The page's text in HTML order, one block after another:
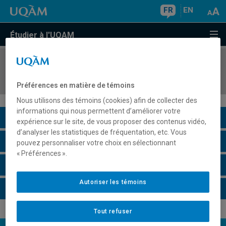
FR EN
Étudier à l'UQAM
COURS//
Description du cours
Horaire - Été 2026
Préférences en matière de témoins
Nous utilisons des témoins (cookies) afin de collecter des
informations qui nous permettent d’améliorer votre
expérience sur le site, de vous proposer des contenus vidéo,
d’analyser les statistiques de fréquentation, etc. Vous
pouvez personnaliser votre choix en sélectionnant
« Préférences ».
Tout refuser
Autoriser les témoins